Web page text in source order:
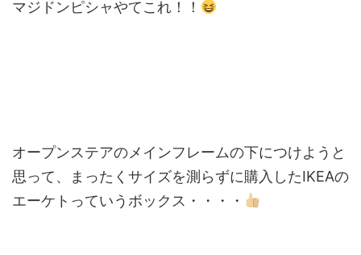
マジドンピシャやてこれ！！
オープンステアのメインフレームの下につけようと
思って、まったくサイズを測らずに購入したIKEAの
エーケトっていうボックス・・・・